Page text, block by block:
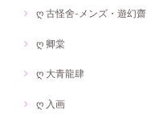
ღ 古怪舍-メンズ・遊幻齋
ღ 卿棠
ღ 大青龍肆
ღ 入画